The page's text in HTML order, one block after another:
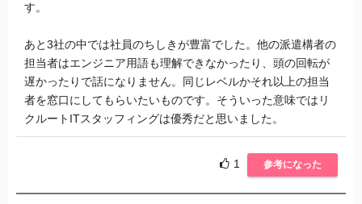
す。
あと3社の中では社員のちしきが豊富でした。他の派遣構者の
担当者はエンジニア用語も理解できなかったり、頭の回転が
遅かったりで話になりません。同じレベルかそれ以上の担当
者を窓口にしてもらいたいものです。そういった意味ではリ
クルートITスタッフィングは優秀だと思いました。
1 参考になった